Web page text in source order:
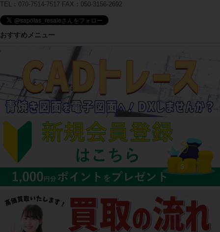
TEL： 070-7514-7517 FAX：050-3156-2692
おすすめメニュー